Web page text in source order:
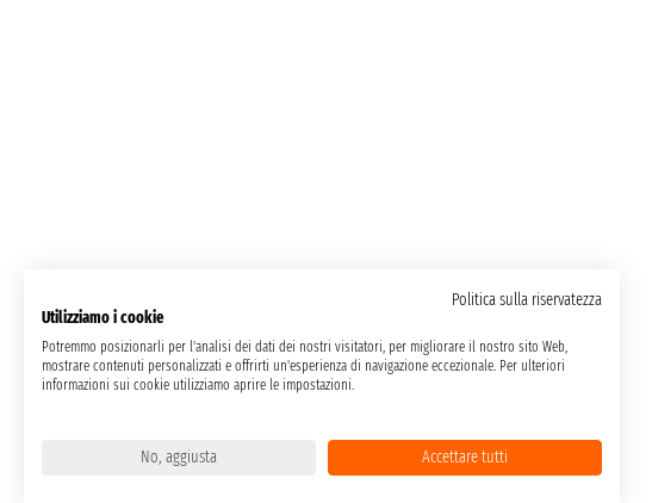
Politica sulla riservatezza
Utilizziamo i cookie
Potremmo posizionarli per l'analisi dei dati dei nostri visitatori, per migliorare il nostro sito Web,
mostrare contenuti personalizzati e offrirti un'esperienza di navigazione eccezionale. Per ulteriori
informazioni sui cookie utilizziamo aprire le impostazioni.
No, aggiusta Accettare tutti